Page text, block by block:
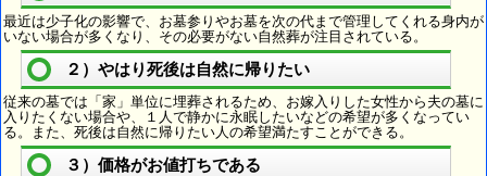
最近は少子化の影響で、お墓参りやお墓を次の代まで管理してくれる身内が
いない場合が多くなり、その必要がない自然葬が注目されている。
２）やはり死後は自然に帰りたい
従来の墓では「家」単位に埋葬されるため、お嫁入りした女性から夫の墓に
入りたくない場合や、１人で静かに永眠したいなどの希望が多くなってい
る。また、死後は自然に帰りたい人の希望満たすことができる。
３）価格がお値打ちである